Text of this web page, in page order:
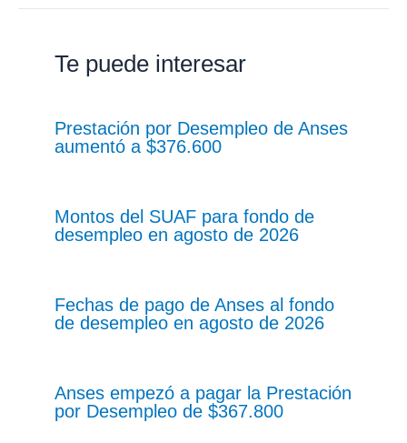
Te puede interesar
Prestación por Desempleo de Anses
aumentó a $376.600
Montos del SUAF para fondo de
desempleo en agosto de 2026
Fechas de pago de Anses al fondo
de desempleo en agosto de 2026
Anses empezó a pagar la Prestación
por Desempleo de $367.800